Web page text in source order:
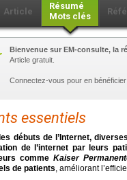
Article
Résumé
Mots clés
Bienvenue sur EM-consulte, la
Article gratuit.
Connectez-vous pour en bénéficier!
essentiels
débuts de l’Internet,
de l’internet par leurs
comme Kaiser
de patients, améliorant